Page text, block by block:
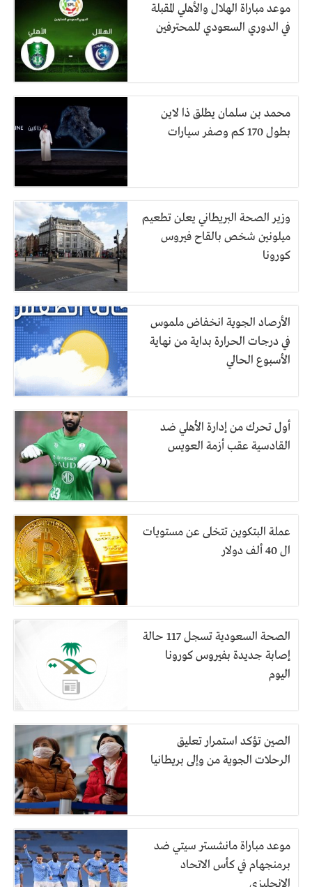
موعد مباراة الهلال والأهلي المقبلة
في الدوري السعودي للمحترفين
محمد بن سلمان يطلق ذا لاين
بطول 170 كم وصفر سيارات
وزير الصحة البريطاني يعلن تطعيم
ميلونين شخص بالقاح فيروس
كورونا
الأرصاد الجوية انخفاض ملموس
في درجات الحرارة بداية من نهاية
الأسبوع الحالي
أول تحرك من إدارة الأهلي ضد
القادسية عقب أزمة العويس
عملة البتكوين تتخلى عن مستويات
ال 40 ألف دولار
الصحة السعودية تسجل 117 حالة
إصابة جديدة بفيروس كورونا
اليوم
الصين تؤكد استمرار تعليق
الرحلات الجوية من وإلى بريطانيا
موعد مباراة مانشستر سيتي ضد
برمنجهام في كأس الاتحاد
الإنجليزي